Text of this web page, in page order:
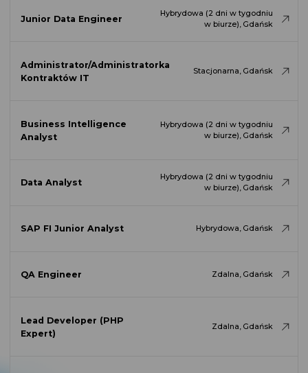
Junior Data Engineer
Hybrydowa (2 dni w tygodniu
w biurze), Gdańsk
Administrator/Administratorka
Kontraktów IT
Stacjonarna, Gdańsk
Business Intelligence
Analyst
Hybrydowa (2 dni w tygodniu
w biurze), Gdańsk
Data Analyst
Hybrydowa (2 dni w tygodniu
w biurze), Gdańsk
SAP FI Junior Analyst Hybrydowa, Gdańsk
QA Engineer Zdalna, Gdańsk
Lead Developer (PHP
Expert)
Zdalna, Gdańsk